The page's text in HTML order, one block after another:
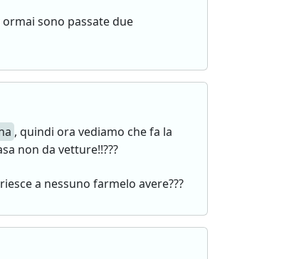
sono passate due
, quindi ora vediamo che fa la
non da vetture!!???
a nessuno farmelo avere???